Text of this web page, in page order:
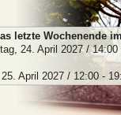
letzte Wochenende
24. April 2027 / 14:00
April 2027 / 12:00 -